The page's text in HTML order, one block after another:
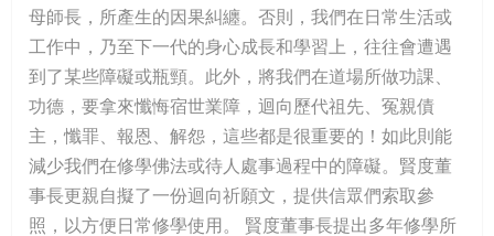
母師長，所產生的因果糾纏。否則，我們在日常生活或
工作中，乃至下一代的身心成長和學習上，往往會遭遇
到了某些障礙或瓶頸。此外，將我們在道場所做功課、
功德，要拿來懺悔宿世業障，迴向歷代祖先、冤親債
主，懺罪、報恩、解怨，這些都是很重要的！如此則能
減少我們在修學佛法或待人處事過程中的障礙。賢度董
事長更親自擬了一份迴向祈願文，提供信眾們索取參
照，以方便日常修學使用。 賢度董事長提出多年修學所